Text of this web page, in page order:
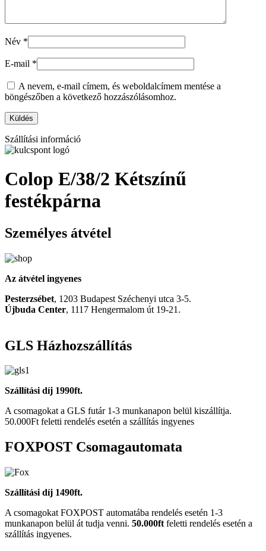
Név *
E-mail *
A nevem, e-mail címem, és weboldalcímem mentése a
böngészőben a következő hozzászólásomhoz.
Szállítási információ
Colop E/38/2 Kétszínű
festékpárna
Személyes átvétel
Az átvétel ingyenes
Pesterzsébet, 1203 Budapest Széchenyi utca 3-5.
Újbuda Center, 1117 Hengermalom út 19-21.
GLS Házhozszállítás
Szállítási díj 1990ft.
A csomagokat a GLS futár 1-3 munkanapon belül kiszállítja.
50.000Ft feletti rendelés esetén a szállítás ingyenes
FOXPOST Csomagautomata
Szállítási díj 1490ft.
A csomagokat FOXPOST automatába rendelés esetén 1-3
munkanapon belül át tudja venni. 50.000ft feletti rendelés esetén a
szállítás ingyenes.